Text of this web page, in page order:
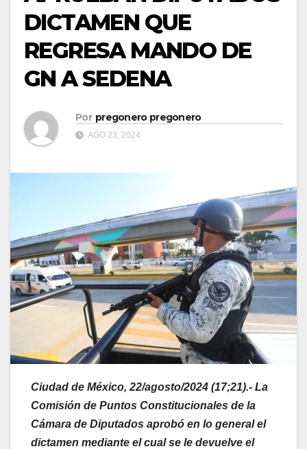
DICTAMEN QUE
REGRESA MANDO DE
GN A SEDENA
Por pregonero pregonero
AGO 23, 2024
Ciudad de México, 22/agosto/2024 (17;21).- La
Comisión de Puntos Constitucionales de la
Cámara de Diputados aprobó en lo general el
dictamen mediante el cual se le devuelve el